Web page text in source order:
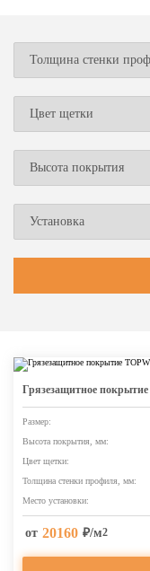
Грязезащитное
Размер:
Высота покрытия, мм:
Цвет щетки:
Толщина стенки профиля, мм:
Место установки:
от 20160 ₽/м2